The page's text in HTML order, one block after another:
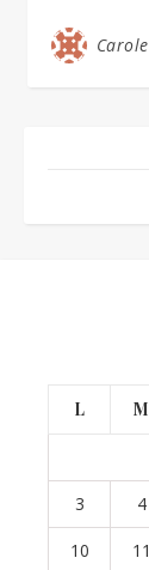
Carole
L M
3 4
10 11